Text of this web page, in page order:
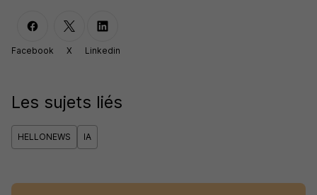
Facebook X Linkedin
Les sujets liés
HELLONEWS IA